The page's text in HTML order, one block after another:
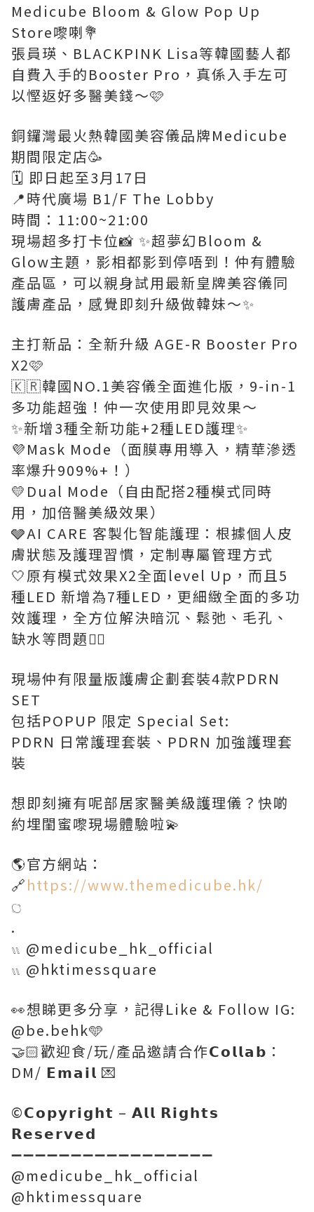
Medicube Bloom & Glow Pop Up
Store嚟喇💐
張員瑛、BLACKPINK Lisa等韓國藝人都
自費入手的Booster Pro，真係入手左可
以慳返好多醫美錢～🩷
銅鑼灣最火熱韓國美容儀品牌Medicube
期間限定店🥳
🗓 即日起至3月17日
📍時代廣場 B1/F The Lobby
時間：11:00~21:00
現場超多打卡位📸 ✨超夢幻Bloom &
Glow主題，影相都影到停唔到！仲有體驗
產品區，可以親身試用最新皇牌美容儀同
護膚產品，感覺即刻升級做韓妹～✨
主打新品：全新升級 AGE-R Booster Pro
X2🩷
🇰🇷韓國NO.1美容儀全面進化版，9-in-1
多功能超強！仲一次使用即見效果～
✨新增3種全新功能+2種LED護理✨
💜Mask Mode（面膜專用導入，精華滲透
率爆升909%+！）
💛Dual Mode（自由配搭2種模式同時
用，加倍醫美級效果）
🩶AI CARE 客製化智能護理：根據個人皮
膚狀態及護理習慣，定制專屬管理方式
🤍原有模式效果X2全面level Up，而且5
種LED 新增為7種LED，更細緻全面的多功
效護理，全方位解決暗沉、鬆弛、毛孔、
缺水等問題👍🏻
現場仲有限量版護膚企劃套裝4款PDRN
SET
包括POPUP 限定 Special Set:
PDRN 日常護理套裝、PDRN 加強護理套
裝
想即刻擁有呢部居家醫美級護理儀？快啲
約埋閨蜜嚟現場體驗啦💫
🌎官方網站：
🔗https://www.themedicube.hk/
𓐎
.
𓏭 @medicube_hk_official
𓏭 @hktimessquare
👀想睇更多分享，記得Like & Follow IG:
@be.behk🩵
🤝🏻歡迎食/玩/產品邀請合作𝗖𝗼𝗹𝗹𝗮𝗯：
DM/ 𝗘𝗺𝗮𝗶𝗹 💌
©️𝗖𝗼𝗽𝘆𝗿𝗶𝗴𝗵𝘁 – 𝗔𝗹𝗹 𝗥𝗶𝗴𝗵𝘁𝘀
𝗥𝗲𝘀𝗲𝗿𝘃𝗲𝗱
➖➖➖➖➖➖➖➖➖➖➖➖➖➖➖➖➖
@medicube_hk_official
@hktimessquare